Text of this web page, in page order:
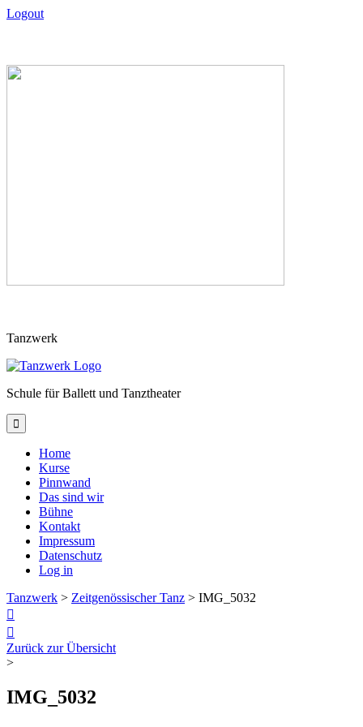
Logout
to
Tanzwerk
Schule für Ballett und Tanztheater

Home
Kurse
Pinnwand
Das sind wir
Bühne
Kontakt
Impressum
Datenschutz
Log in
Tanzwerk > Zeitgenössischer Tanz > IMG_5032


Zurück zur Übersicht
>
IMG_5032